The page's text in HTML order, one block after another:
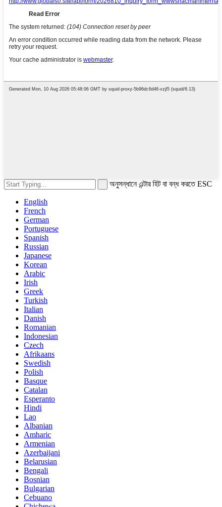
অনুসন্ধানে এন্টার হিট বা বন্ধ করতে ESC
English
French
German
Portuguese
Spanish
Russian
Japanese
Korean
Arabic
Irish
Greek
Turkish
Italian
Danish
Romanian
Indonesian
Czech
Afrikaans
Swedish
Polish
Basque
Catalan
Esperanto
Hindi
Lao
Albanian
Amharic
Armenian
Azerbaijani
Belarusian
Bengali
Bosnian
Bulgarian
Cebuano